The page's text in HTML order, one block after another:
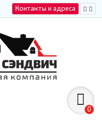
Контакты и адреса
0